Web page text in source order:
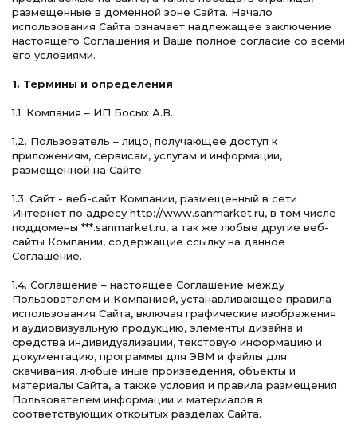
размещенные в доменной зоне Сайта. Начало
использования Сайта означает надлежащее заключение
настоящего Соглашения и Ваше полное согласие со всеми
его условиями.
1. Термины и определения
1.1. Компания – ИП Босых А.В.
1.2. Пользователь – лицо, получающее доступ к
приложениям, сервисам, услугам и информации,
размещенной на Сайте.
1.3. Сайт - веб-сайт Компании, размещенный в сети
Интернет по адресу http://www.sanmarket.ru, в том числе
поддомены ***.sanmarket.ru, а так же любые другие веб-
сайты Компании, содержащие ссылку на данное
Соглашение.
1.4. Соглашение – настоящее Соглашение между
Пользователем и Компанией, устанавливающее правила
использования Сайта, включая графические изображения
и аудиовизуальную продукцию, элементы дизайна и
средства индивидуализации, текстовую информацию и
документацию, программы для ЭВМ и файлы для
скачивания, любые иные произведения, объекты и
материалы Сайта, а также условия и правила размещения
Пользователем информации и материалов в
соответствующих открытых разделах Сайта.